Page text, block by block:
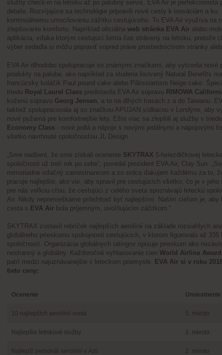
služby check-in na letisku až po palubný servis, EVA Air je perfekcionista
detaile. Rozvíjajúce sa technológie pripravili nové cesty k inováciám a ku
kontinuálnemu umocňovaniu zážitku cestujúceho. To EVA Air využíva na
zlepšovanie komfortu. Napríklad oficiálna web stránka EVA Air alebo
aplikácia, vďaka ktorým cestujúci šetria čas strávený na letisku, pretože
výber sedadla si môžu pripraviť vopred práve prostredníctvom stránky
EVA Air dlhodobo spolupracuje so známymi značkami, aby vytvorila nové
produkty na palube, ako napríklad za studena lisovaný Natural Benefits
francúzsky koláčik Paul pound cake alebo Pâtissiartism Neige cake.
triedu Royal Laurel Class predstavila EVA Air súpravu RIMOWA
koženú súpravu Georg Jensen , a to na dlhých trasách z a do Taiwanu.
taktiež spolupracovala aj so značkou APUJAN sídliacou v Londýne, aby
nové pyžamá pre komfortnejšie lety. Ešte viac sa zlepšili aj služby v
Economy Class - nové jedlá a nápoje s novými jedálnymi a nápojovými
všetko navrhnuté spoločnosťou JL Design.
„Sme nadšení, že sme získali ocenenie SKYTRAX 5-hviezdičkovej
spoločnosti už tretí rok po sebe“, povedal prezident EVA Air, Clay Sun.
mimoriadne vďačný zamestnancom a zo srdca ďakujem každému za to,
pracuje najlepšie, ako vie, aby spravil pre cestujúcich všetko, čo je v jeho
pre nás veľkou cťou, že cestujúci z celého sveta spoznávajú leteckú
Air. Nikdy nepremeškáme príležitosť byť najlepšími. Našim cieľom je, aby
cesta s EVA Air bola príjemným, uvoľňujúcim zážitkom.“
SKYTRAX zostavil rebríček najlepších aerolínii na základe rozsiahlych
globálneho prieskumu spokojnosti cestujúcich, v ktorom figurovalo až 335
spoločností. Organizácia globálnych ratingov opisuje prieskum ako
nestranný a globálny. Každoročné vyhlasovanie cien World Airline
patrí medzi najuznávanejšie v leteckom priemysle.
EVA Air si v roku
tieto ceny:
Ocenenie
10 najlepších aerolínií sveta 5. miesto
Najlepšie letiskové služby 1. miesto
Najlepší personál aerolínií v Ázii 2. miesto